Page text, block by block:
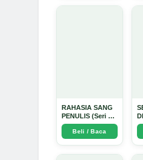
RAHASIA SANG
PENULIS (Seri 1)
- Arda Dinata
Beli / Baca